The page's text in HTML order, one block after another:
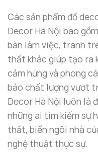
Hộp khăn giấy
Tại Sao Nên Lựa
Thiên Nga Từ
Các sản phẩm đồ
Decor Hà Nội bao
bàn làm việc, tranh
thất khác giúp tạo ra
cảm hứng và phong
bảo chất lượng vượt
Decor Hà Nội luôn là
những ai tìm kiếm sự
thất, biến ngôi nhà
nghệ thuật thực sự.